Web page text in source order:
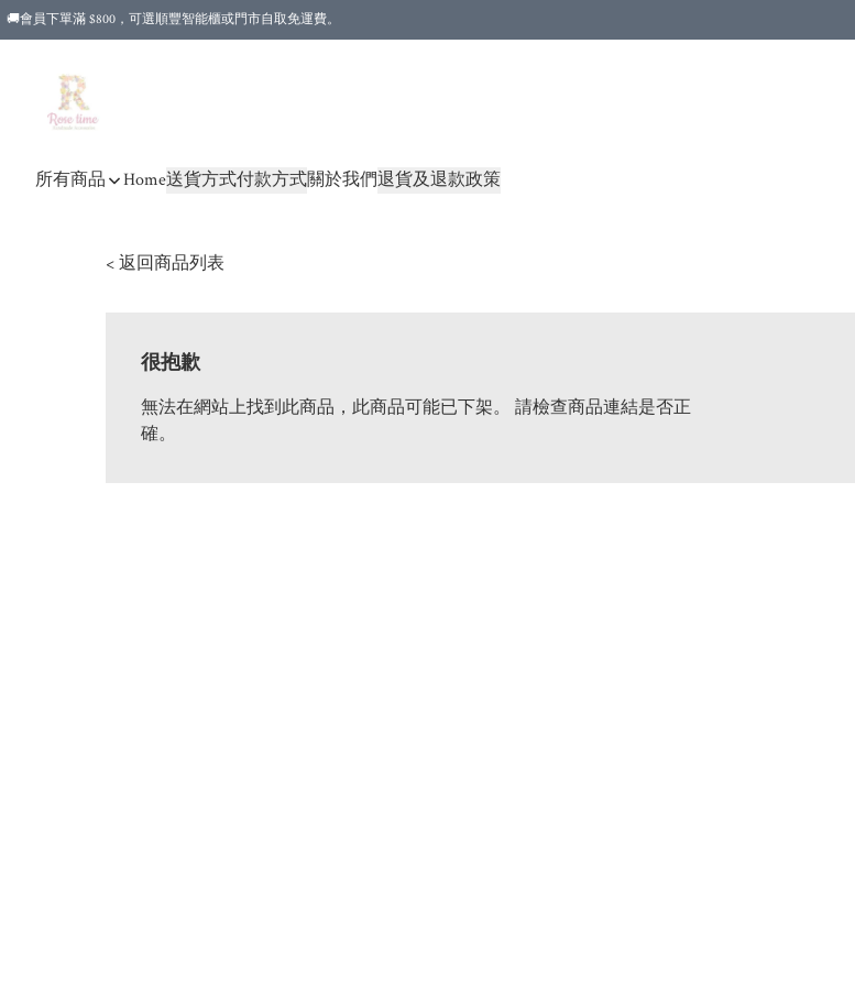
🚚會員下單滿 $800，可選順豐智能櫃或門市自取免運費。
所有商品 Home送貨方式付款方式關於我們退貨及退款政策
< 返回商品列表
很抱歉
無法在網站上找到此商品，此商品可能已下架。 請檢查商品連結是否正
確。